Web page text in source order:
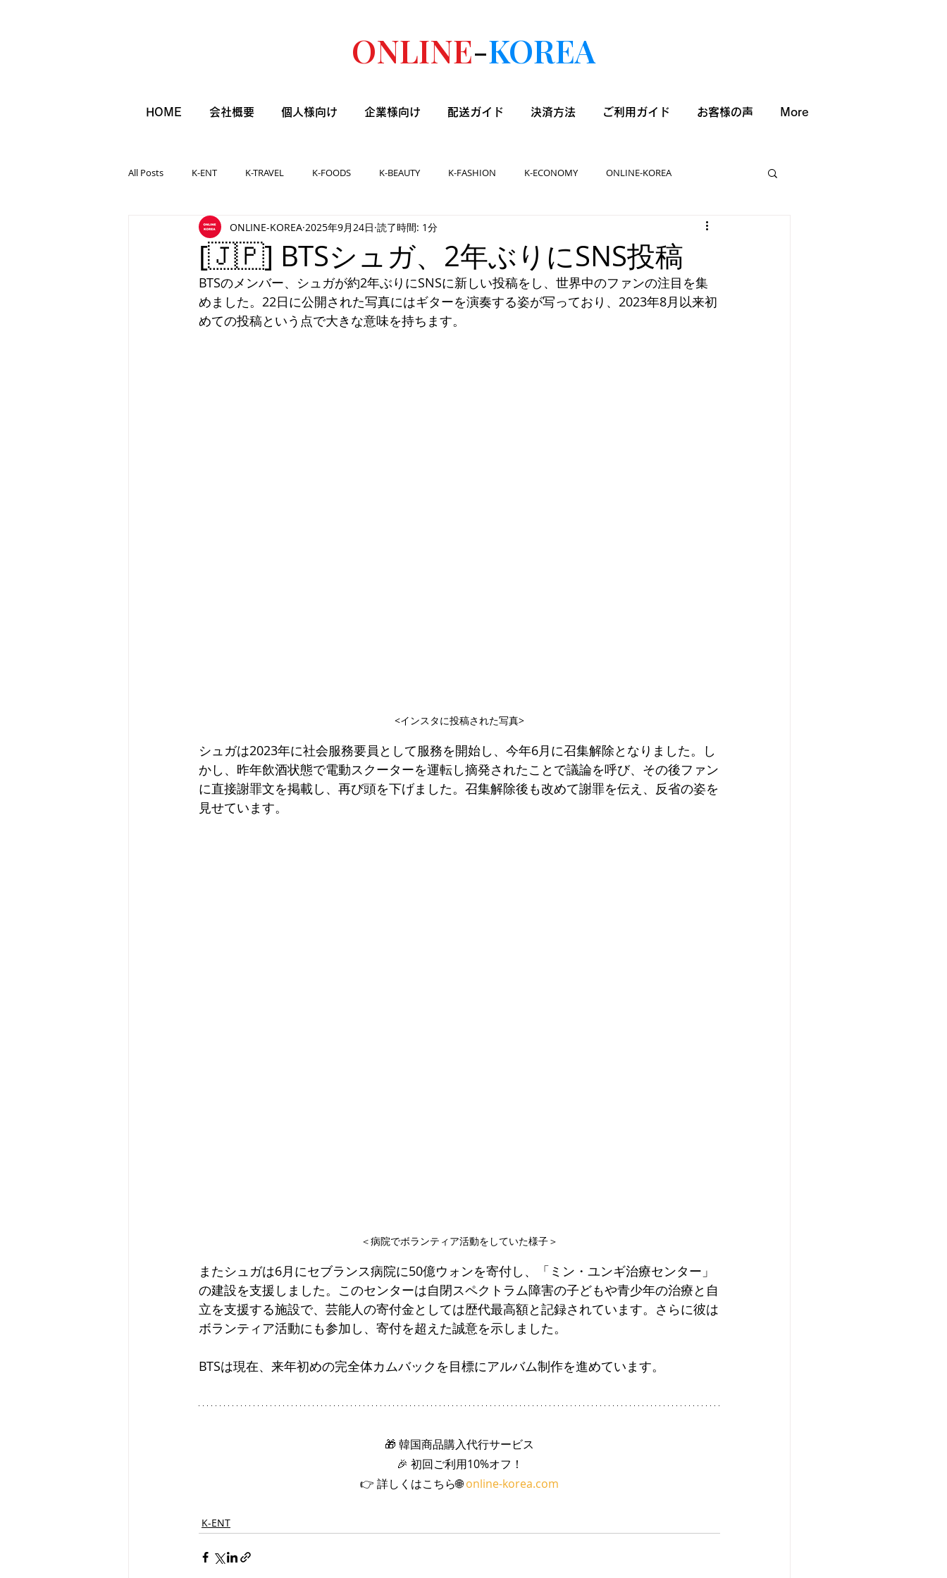
ONLINE-KOREA
HOME 会社概要 個人様向け 企業様向け 配送ガイド 決済方法 ご利用ガイド お客様の声 More
All Posts K-ENT K-TRAVEL K-FOODS K-BEAUTY K-FASHION K-ECONOMY ONLINE-KOREA
[🇯🇵] BTSシュガ、2年ぶりにSNS投稿
ONLINE-KOREA 2025年9月24日 読了時間: 1分
BTSのメンバー、シュガが約2年ぶりにSNSに新しい投稿をし、世界中のファンの注目を集
めました。22日に公開された写真にはギターを演奏する姿が写っており、2023年8月以来初
めての投稿という点で大きな意味を持ちます。
<インスタに投稿された写真>
シュガは2023年に社会服務要員として服務を開始し、今年6月に召集解除となりました。し
かし、昨年飲酒状態で電動スクーターを運転し摘発されたことで議論を呼び、その後ファン
に直接謝罪文を掲載し、再び頭を下げました。召集解除後も改めて謝罪を伝え、反省の姿を
見せています。
＜病院でボランティア活動をしていた様子＞
またシュガは6月にセブランス病院に50億ウォンを寄付し、「ミン・ユンギ治療センター」
の建設を支援しました。このセンターは自閉スペクトラム障害の子どもや青少年の治療と自
立を支援する施設で、芸能人の寄付金としては歴代最高額と記録されています。さらに彼は
ボランティア活動にも参加し、寄付を超えた誠意を示しました。
BTSは現在、来年初めの完全体カムバックを目標にアルバム制作を進めています。
🎁 韓国商品購入代行サービス
🎉 初回ご利用10%オフ！
👉 詳しくはこちら🌐 online-korea.com
K-ENT